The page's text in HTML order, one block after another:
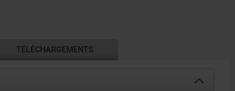
TÉLÉCHARGEMENTS